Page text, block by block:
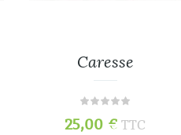
Caresse
25,00 € TTC